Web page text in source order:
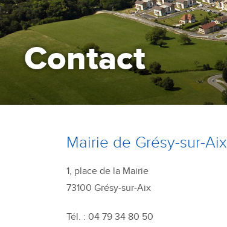
Contact
Mairie de Grésy-sur-Aix
1, place de la Mairie
73100 Grésy-sur-Aix
Tél. : 04 79 34 80 50